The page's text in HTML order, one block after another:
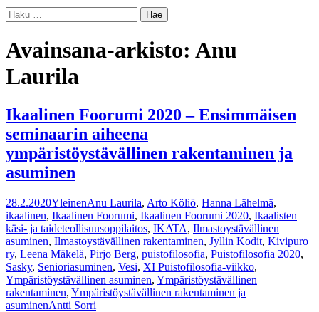
Haku:
Avainsana-arkisto: Anu
Laurila
Ikaalinen Foorumi 2020 – Ensimmäisen
seminaarin aiheena
ympäristöystävällinen rakentaminen ja
asuminen
28.2.2020YleinenAnu Laurila, Arto Köliö, Hanna Lähelmä,
ikaalinen, Ikaalinen Foorumi, Ikaalinen Foorumi 2020, Ikaalisten
käsi- ja taideteollisuusoppilaitos, IKATA, Ilmastoystävällinen
asuminen, Ilmastoystävällinen rakentaminen, Jyllin Kodit, Kivipuro
ry, Leena Mäkelä, Pirjo Berg, puistofilosofia, Puistofilosofia 2020,
Sasky, Senioriasuminen, Vesi, XI Puistofilosofia-viikko,
Ympäristöystävällinen asuminen, Ympäristöystävällinen
rakentaminen, Ympäristöystävällinen rakentaminen ja
asuminenAntti Sorri